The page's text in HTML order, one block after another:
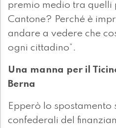
premio medio tra quelli
Cantone? Perché è
andare a vedere che
ogni cittadino”.
Una manna per il
Berna
Epperò lo spostamento
confederali del